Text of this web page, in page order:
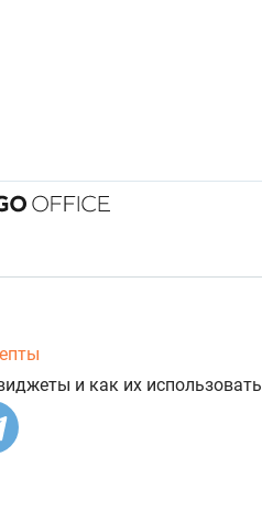
и как их использовать